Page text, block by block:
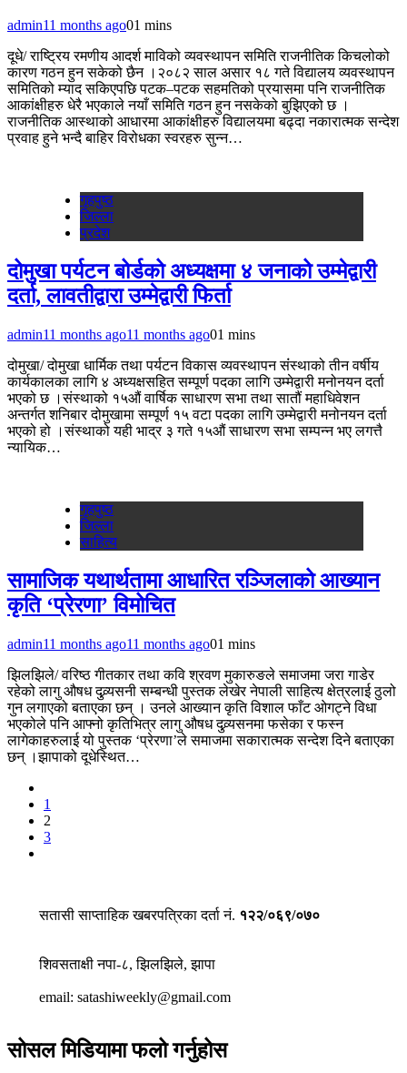
admin11 months ago01 mins
दूधे/ राष्ट्रिय रमणीय आदर्श माविको व्यवस्थापन समिति राजनीतिक किचलोको
कारण गठन हुन सकेको छैन ।२०८२ साल असार १८ गते विद्यालय व्यवस्थापन
समितिको म्याद सकिएपछि पटक–पटक सहमतिको प्रयासमा पनि राजनीतिक
आकांक्षीहरु धेरै भएकाले नयाँ समिति गठन हुन नसकेको बुझिएको छ ।
राजनीतिक आस्थाको आधारमा आकांक्षीहरु विद्यालयमा बढ्दा नकारात्मक सन्देश
प्रवाह हुने भन्दै बाहिर विरोधका स्वरहरु सुन्न…
गृहपुष्‍ठ
जिल्ला
प्रदेश
दोमुखा पर्यटन बोर्डको अध्यक्षमा ४ जनाको उम्मेद्वारी
दर्ता, लावतीद्वारा उम्मेद्वारी फिर्ता
admin11 months ago11 months ago01 mins
दोमुखा/ दोमुखा धार्मिक तथा पर्यटन विकास व्यवस्थापन संंस्थाको तीन वर्षीय
कार्यकालका लागि ४ अध्यक्षसहित सम्पूर्ण पदका लागि उम्मेद्वारी मनोनयन दर्ता
भएको छ ।संस्थाको १५औं वार्षिक साधारण सभा तथा सातौं महाधिवेशन
अन्तर्गत शनिबार दोमुखामा सम्पूर्ण १५ वटा पदका लागि उम्मेद्वारी मनोनयन दर्ता
भएको हो ।संस्थाको यही भाद्र ३ गते १५औं साधारण सभा सम्पन्न भए लगत्तै
न्यायिक…
गृहपुष्‍ठ
जिल्ला
साहित्य
सामाजिक यथार्थतामा आधारित रञ्जिलाको आख्यान
कृति ‘प्रेरणा’ विमोचित
admin11 months ago11 months ago01 mins
झिलझिले/ वरिष्ठ गीतकार तथा कवि श्रवण मुकारुङले समाजमा जरा गाडेर
रहेको लागु औषध दुव्र्यसनी सम्बन्धी पुस्तक लेखेर नेपाली साहित्य क्षेत्रलाई ठुलो
गुन लगाएको बताएका छन् । उनले आख्यान कृति विशाल फाँट ओगट्ने विधा
भएकोले पनि आफ्नो कृतिभित्र लागु औषध दुव्र्यसनमा फसेका र फस्न
लागेकाहरुलाई यो पुस्तक ‘प्रेरणा’ले समाजमा सकारात्मक सन्देश दिने बताएका
छन् ।झापाको दूधेस्थित…
1
2
3
सतासी साप्ताहिक खबरपत्रिका दर्ता नं. १२२/०६९/०७०
शिवसताक्षी नपा-८, झिलझिले, झापा
email: satashiweekly@gmail.com
सोसल मिडियामा फलो गर्नुहोस